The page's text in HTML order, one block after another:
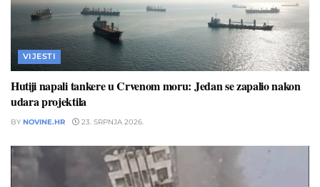
VIJESTI
Hutiji napali tankere u Crvenom moru: Jedan se zapalio nakon
udara projektila
BY NOVINE.HR 23. SRPNJA 2026.